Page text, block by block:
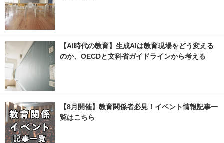
【AI時代の教育】生成AIは教育現場をどう変える
のか、OECDと文科省ガイドラインから考える
【8月開催】教育関係者必見！イベント情報記事一
覧はこちら